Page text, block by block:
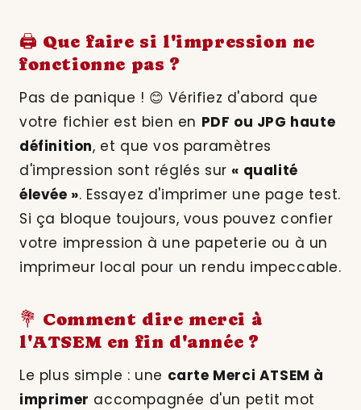
🖨️ Que faire si l'impression ne
fonctionne pas ?
Pas de panique ! 😊 Vérifiez d'abord que
votre fichier est bien en PDF ou JPG haute
définition, et que vos paramètres
d'impression sont réglés sur « qualité
élevée ». Essayez d'imprimer une page test.
Si ça bloque toujours, vous pouvez confier
votre impression à une papeterie ou à un
imprimeur local pour un rendu impeccable.
💐 Comment dire merci à
l'ATSEM en fin d'année ?
Le plus simple : une carte Merci ATSEM à
imprimer accompagnée d'un petit mot